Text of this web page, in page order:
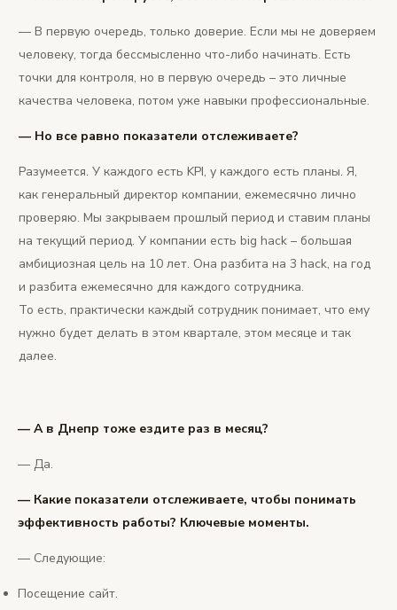
— В первую очередь, только доверие. Если мы не доверяем
человеку, тогда бессмысленно что-либо начинать. Есть
точки для контроля, но в первую очередь – это личные
качества человека, потом уже навыки профессиональные.
— Но все равно показатели отслеживаете?
Разумеется. У каждого есть KPI, у каждого есть планы. Я,
как генеральный директор компании, ежемесячно лично
проверяю. Мы закрываем прошлый период и ставим планы
на текущий период. У компании есть big hack – большая
амбициозная цель на 10 лет. Она разбита на 3 hack, на год
и разбита ежемесячно для каждого сотрудника.
То есть, практически каждый сотрудник понимает, что ему
нужно будет делать в этом квартале, этом месяце и так
далее.
— А в Днепр тоже ездите раз в месяц?
— Да.
— Какие показатели отслеживаете, чтобы понимать
эффективность работы? Ключевые моменты.
— Следующие:
Посещение сайт.